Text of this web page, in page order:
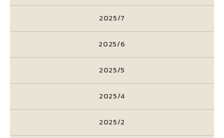
2025/7
2025/6
2025/5
2025/4
2025/2